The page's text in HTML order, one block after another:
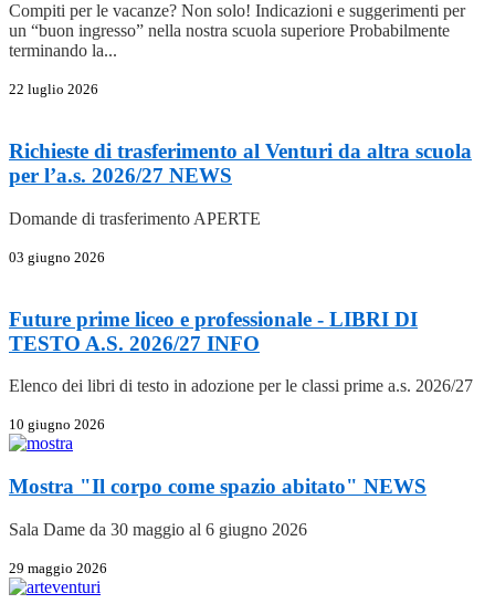
Compiti per le vacanze? Non solo! Indicazioni e suggerimenti per
un “buon ingresso” nella nostra scuola superiore Probabilmente
terminando la...
22 luglio 2026
Richieste di trasferimento al Venturi da altra scuola
per l’a.s. 2026/27 NEWS
Domande di trasferimento APERTE
03 giugno 2026
Future prime liceo e professionale - LIBRI DI
TESTO A.S. 2026/27 INFO
Elenco dei libri di testo in adozione per le classi prime a.s. 2026/27
10 giugno 2026
Mostra "Il corpo come spazio abitato" NEWS
Sala Dame da 30 maggio al 6 giugno 2026
29 maggio 2026